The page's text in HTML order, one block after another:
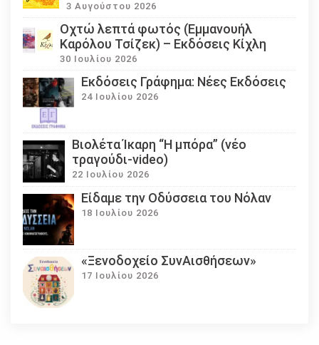
3 Αυγούστου 2026
Οχτώ λεπτά φωτός (Εμμανουήλ
Καρόλου Τσίζεκ) – Εκδόσεις Κίχλη
30 Ιουλίου 2026
Εκδόσεις Γράφημα: Νέες Εκδόσεις
24 Ιουλίου 2026
Βιολέτα Ίκαρη “Η μπόρα” (νέο
τραγούδι-video)
22 Ιουλίου 2026
Eίδαμε την Οδύσσεια του Νόλαν
18 Ιουλίου 2026
«Ξενοδοχείο ΣυνΑισθήσεων»
17 Ιουλίου 2026